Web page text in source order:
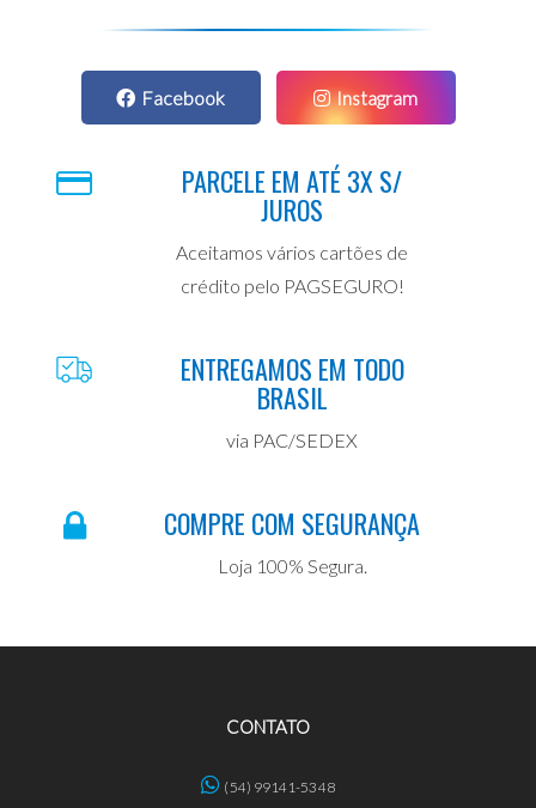
Facebook Instagram
PARCELE EM ATÉ 3X S/
JUROS
Aceitamos vários cartões de
crédito pelo PAGSEGURO!
ENTREGAMOS EM TODO
BRASIL
via PAC/SEDEX
COMPRE COM SEGURANÇA
Loja 100% Segura.
CONTATO
(54) 99141-5348